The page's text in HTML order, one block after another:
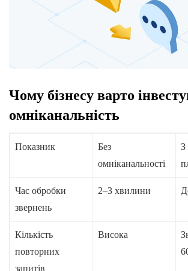
Чому бізнесу варто
омніканальність
Показник
Без
омніканальності
З
Час обробки
звернень
2–3 хвилини
Кількість
повторних
запитів
Висока